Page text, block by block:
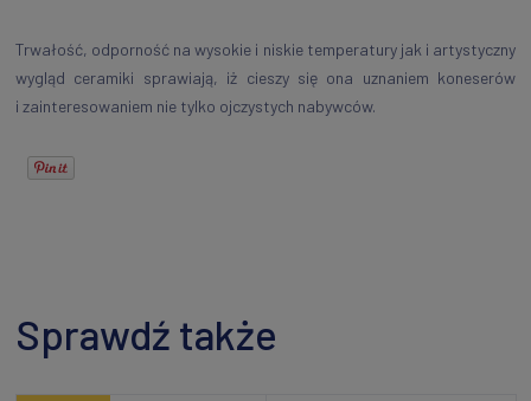
Trwałość, odporność na wysokie i niskie temperatury jak i artystyczny
wygląd ceramiki sprawiają, iż cieszy się ona uznaniem koneserów
i zainteresowaniem nie tylko ojczystych nabywców.
Sprawdź także